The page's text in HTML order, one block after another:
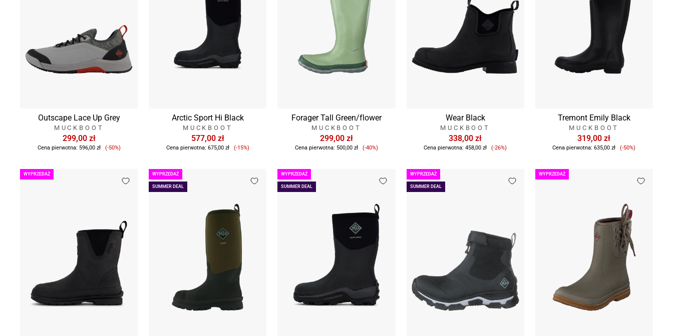
Outscape Lace Up Grey
MUCKBOOT
299,00 zł
Cena pierwotna: 596,00 zł
Cena
(-50%)
Arctic Sport Hi Black
MUCKBOOT
577,00 zł
Cena pierwotna: 675,00 zł
Cena
(-15%)
Forager Tall Green/flower
MUCKBOOT
299,00 zł
Cena pierwotna: 500,00 zł
Cena
(-40%)
Wear Black
MUCKBOOT
338,00 zł
Cena pierwotna:458,00 zł
Cena
(-26%)
Tremont Emily Black
MUCKBOOT
319,00 zł
Cena pierwotna:635,00 zł
Cena
(-50%)
WYPRZEDAŻ
SUMMER DEAL
WYPRZEDAŻ
SUMMER DEAL
WYPRZEDAŻ
SUMMER DEAL
WYPRZEDAŻ WYPRZEDAŻ